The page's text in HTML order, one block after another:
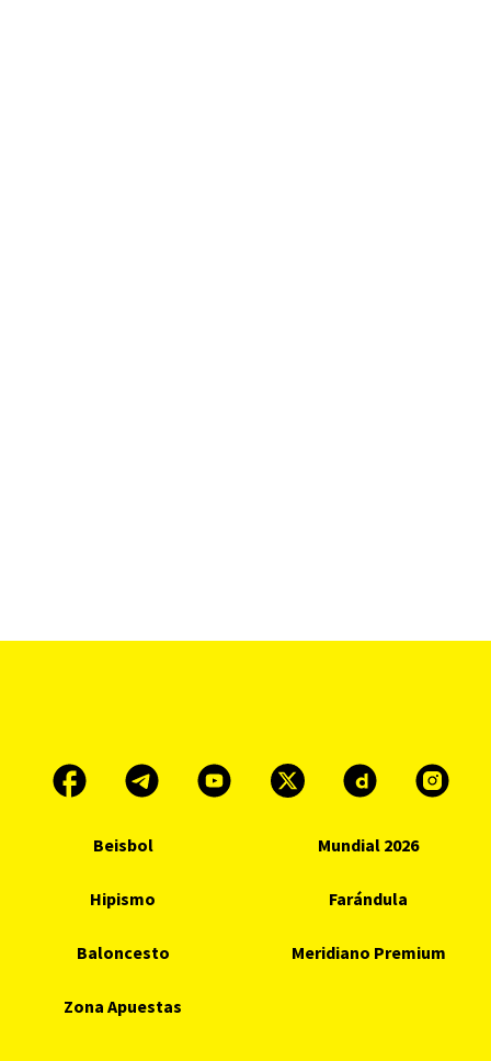
Beisbol Mundial 2026
Hipismo Farándula
Baloncesto Meridiano Premium
Zona Apuestas